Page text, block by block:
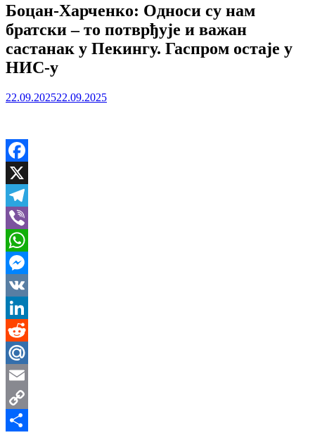
Боцан-Харченко: Односи су нам
братски – то потврђује и важан
састанак у Пекингу. Гаспром остаје у
НИС-у
22.09.202522.09.2025
Facebook
X
Telegram
Viber
WhatsApp
Messenger
VK
LinkedIn
Reddit
Mail.Ru
Email
Copy